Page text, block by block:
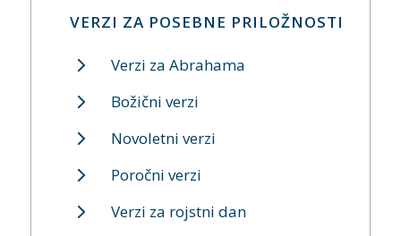
VERZI ZA POSEBNE PRILOŽNOSTI
Verzi za Abrahama
Božični verzi
Novoletni verzi
Poročni verzi
Verzi za rojstni dan